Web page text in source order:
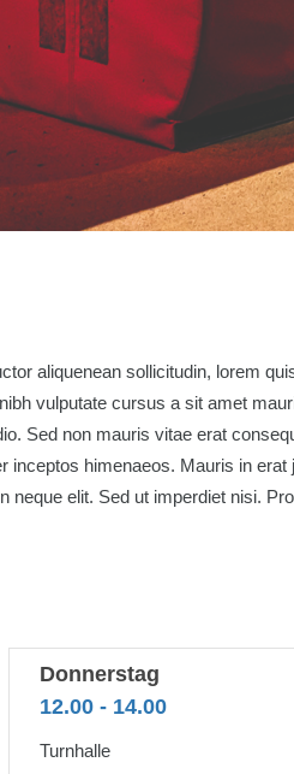
aliquenean sollicitudin, lorem
vulputate cursus a sit amet
Sed non mauris vitae erat
inceptos himenaeos. Mauris in
neque elit. Sed ut imperdiet nisi.
Donnerstag
12.00 - 14.00
Turnhalle